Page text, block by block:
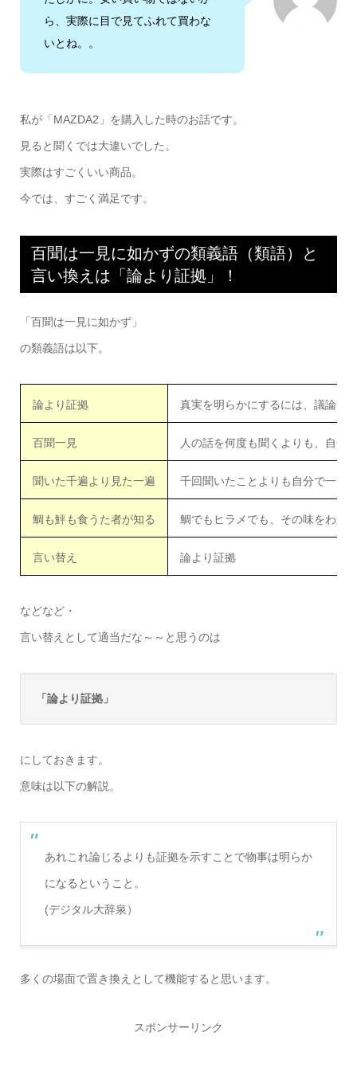
ら、実際に目で見てふれて買わな
いとね。。
私が「MAZDA2」を購入した時のお話です。
見ると聞くでは大違いでした。
実際はすごくいい商品。
今では、すごく満足です。
百聞は一見に如かずの類義語（類語）と
言い換えは「論より証拠」！
「百聞は一見に如かず」
の類義語は以下。
論より証拠 真実を明らかにするには、議論よ
百聞一見 人の話を何度も聞くよりも、自分
聞いた千遍より見た一遍 千回聞いたことよりも自分で一回
鯛も鮃も食うた者が知る 鯛でもヒラメでも、その味をわか
言い替え 論より証拠
などなど・
言い替えとして適当だな～～と思うのは
「論より証拠」
にしておきます。
意味は以下の解説。
あれこれ論じるよりも証拠を示すことで物事は明らか
になるということ。
(デジタル大辞泉）
多くの場面で置き換えとして機能すると思います。
スポンサーリンク